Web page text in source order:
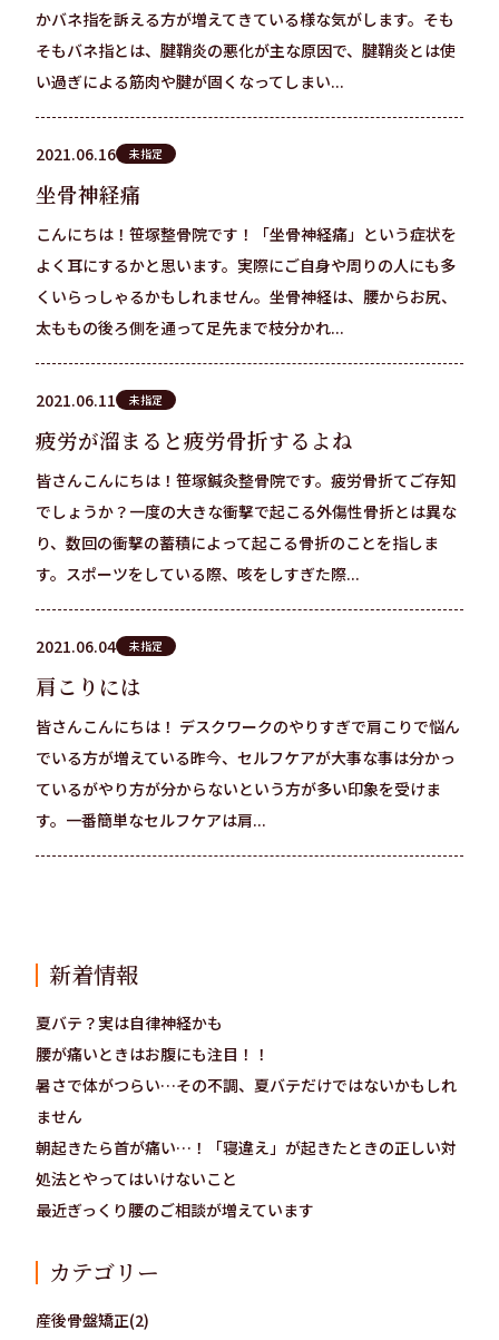
かバネ指を訴える方が増えてきている様な気がします。そも
そもバネ指とは、腱鞘炎の悪化が主な原因で、腱鞘炎とは使
い過ぎによる筋肉や腱が固くなってしまい...
2021.06.16 未指定
坐骨神経痛
こんにちは！笹塚整骨院です！「坐骨神経痛」という症状を
よく耳にするかと思います。実際にご自身や周りの人にも多
くいらっしゃるかもしれません。坐骨神経は、腰からお尻、
太ももの後ろ側を通って足先まで枝分かれ...
2021.06.11 未指定
疲労が溜まると疲労骨折するよね
皆さんこんにちは！笹塚鍼灸整骨院です。疲労骨折てご存知
でしょうか？一度の大きな衝撃で起こる外傷性骨折とは異な
り、数回の衝撃の蓄積によって起こる骨折のことを指しま
す。スポーツをしている際、咳をしすぎた際...
2021.06.04 未指定
肩こりには
皆さんこんにちは！ デスクワークのやりすぎで肩こりで悩ん
でいる方が増えている昨今、セルフケアが大事な事は分かっ
ているがやり方が分からないという方が多い印象を受けま
す。一番簡単なセルフケアは肩...
新着情報
夏バテ？実は自律神経かも
腰が痛いときはお腹にも注目！！
暑さで体がつらい…その不調、夏バテだけではないかもしれ
ません
朝起きたら首が痛い…！「寝違え」が起きたときの正しい対
処法とやってはいけないこと
最近ぎっくり腰のご相談が増えています
カテゴリー
産後骨盤矯正(2)